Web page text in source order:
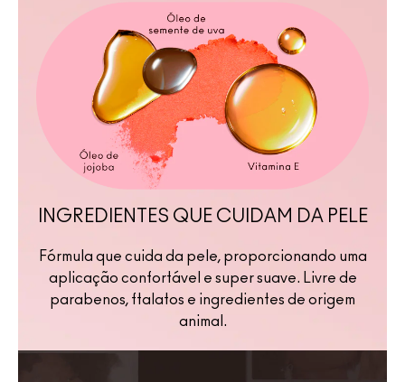
INGREDIENTES QUE CUIDAM DA PELE
Fórmula que cuida da pele, proporcionando uma
aplicação confortável e super suave. Livre de
parabenos, ftalatos e ingredientes de origem
animal.